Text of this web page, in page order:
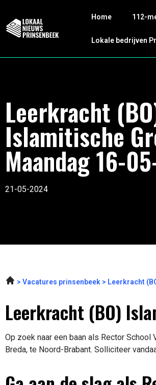
Home 112-
Lokale bedrijven
Leerkracht
Islamitische
Maandag 16-
21-05-2024
Vacatures prinsenbeek Leerkracht
Leerkracht (BO)
Op zoek naar een baan als Rector
Breda, te Noord-Brabant. Solliciteer